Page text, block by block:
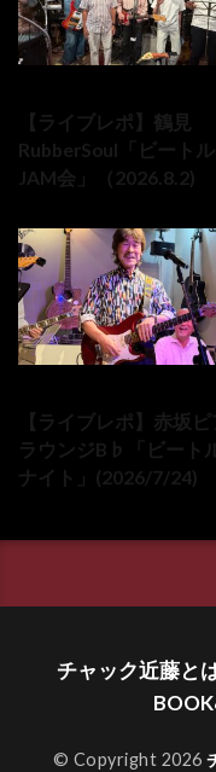
【ライブレポ】鶴見
RubberSoul「ビート
JAM会」（2026.8.2)
【ライブレポ】赤坂ピ
ラウンジB♭「ビート
ナイト」(2026/7/24)
チャック近藤と
© Copyright 2026